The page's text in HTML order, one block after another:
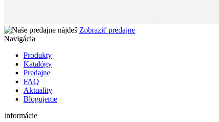
Zobraziť predajne
Navigácia
Produkty
Katalógy
Predajne
FAQ
Aktuality
Blogujeme
Informácie